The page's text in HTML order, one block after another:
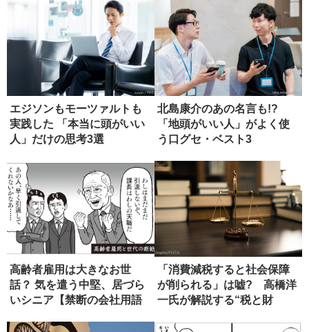
エジソンもモーツァルトも
実践した 「本当に頭がいい
人」だけの思考3選
北島康介のあの名言も!?
「地頭がいい人」がよく使
う口グセ・ベスト3
高齢者雇用は大きなお世
話？ 気を遣う中堅、居づら
いシニア【禁断の会社用語
「消費減税すると社会保障
が削られる」は嘘? 高橋洋
一氏が解説する“税と財